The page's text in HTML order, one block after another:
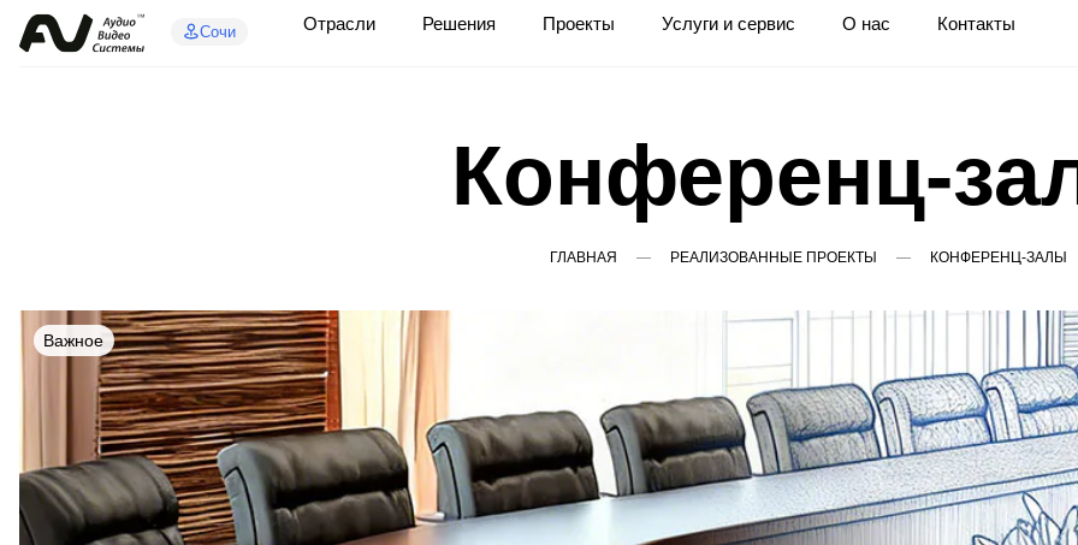
Сочи Отрасли Решения Проекты Услуги и сервис О нас Контакты
Конференц-
ГЛАВНАЯ РЕАЛИЗОВАННЫЕ ПРОЕКТЫ КОНФЕРЕНЦ-ЗАЛЫ
Важное